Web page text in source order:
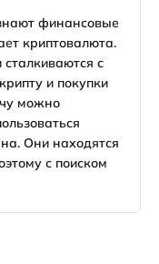
финансовые
криптовалюта.
с
и покупки
можно
Они находятся
с поиском